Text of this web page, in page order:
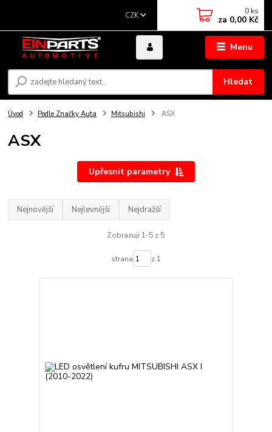
Menu
CZK
Hledat
0 ks
za 0,00 Kč
Úvod Podle Značky Auta Mitsubishi ASX
ASX
Upřesnit parametry
Nejnovější Nejlevnější Nejdražší
Zobrazuji 1-5 z 5
strana z 1